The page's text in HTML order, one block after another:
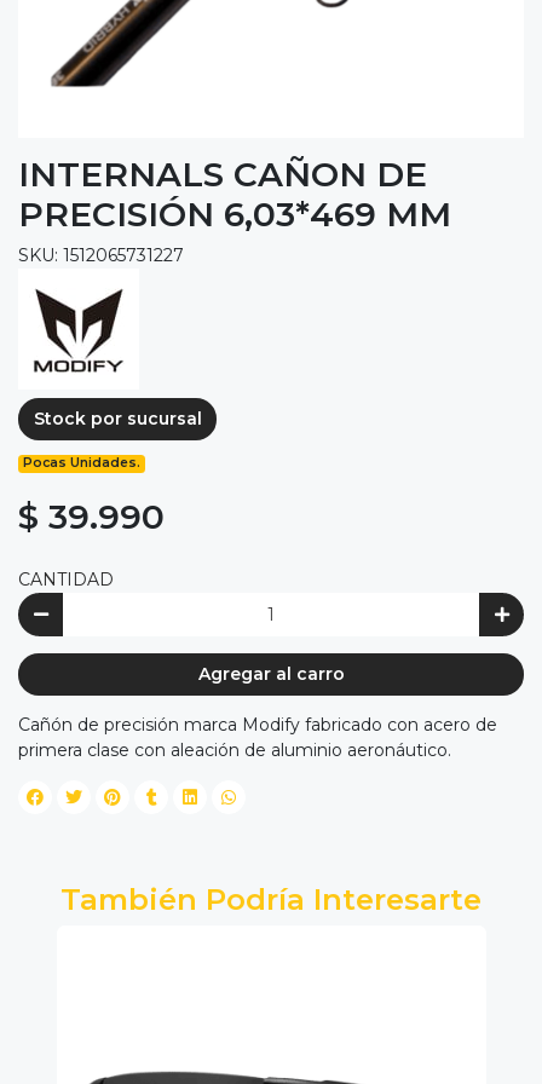
INTERNALS CAÑON DE
PRECISIÓN 6,03*469 MM
SKU: 1512065731227
Stock por sucursal
Pocas Unidades.
$ 39.990
CANTIDAD
Agregar al carro
Cañón de precisión marca Modify fabricado con acero de
primera clase con aleación de aluminio aeronáutico.
También Podría Interesarte